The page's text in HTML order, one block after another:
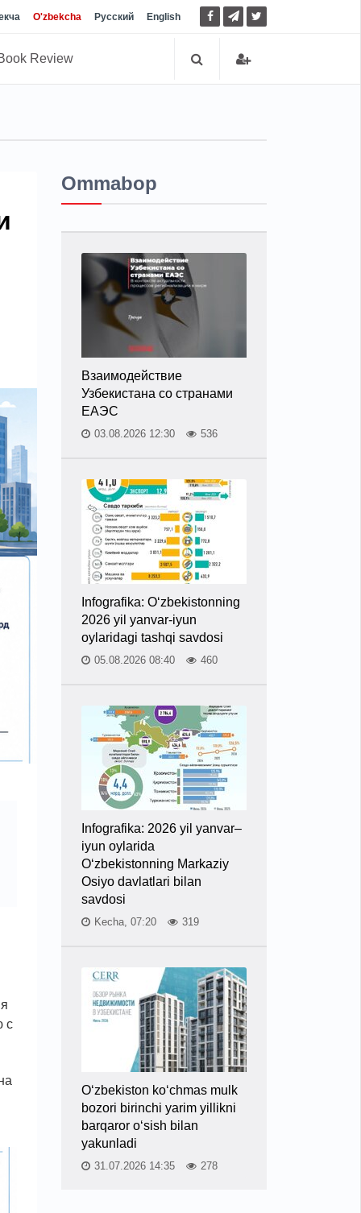
O'zbekcha Русский English
Review
с
Ommabop
Взаимодействие
Узбекистана со странами
ЕАЭС
03.08.2026 12:30 536
Infografika: O‘zbekistonning
2026 yil yanvar-iyun
oylaridagi tashqi savdosi
05.08.2026 08:40 460
Infografika: 2026 yil yanvar–
iyun oylarida
O‘zbekistonning Markaziy
Osiyo davlatlari bilan
savdosi
Kecha, 07:20 319
O‘zbekiston ko‘chmas mulk
bozori birinchi yarim yillikni
barqaror o‘sish bilan
yakunladi
31.07.2026 14:35 278